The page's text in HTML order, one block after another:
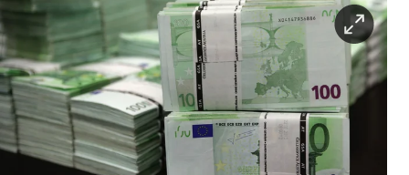
berlin
nord
wahrheit
verlag